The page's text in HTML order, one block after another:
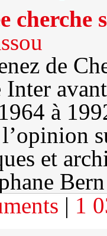
cherche
de
à
et
| 1